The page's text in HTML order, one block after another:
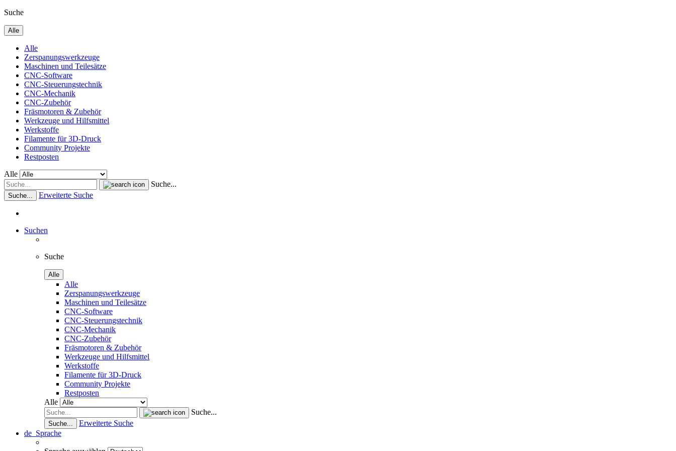
Suche
Alle
Alle
Zerspanungswerkzeuge
Maschinen und Teilesätze
CNC-Software
CNC-Steuerungstechnik
CNC-Mechanik
CNC-Zubehör
Fräsmotoren & Zubehör
Werkzeuge und Hilfsmittel
Werkstoffe
Filamente für 3D-Druck
Community Projekte
Restposten
Alle
Suche...
Suche... Erweiterte Suche
Suchen
Suche
Alle
Alle
Zerspanungswerkzeuge
Maschinen und Teilesätze
CNC-Software
CNC-Steuerungstechnik
CNC-Mechanik
CNC-Zubehör
Fräsmotoren & Zubehör
Werkzeuge und Hilfsmittel
Werkstoffe
Filamente für 3D-Druck
Community Projekte
Restposten
Alle
Suche...
Suche...
Erweiterte Suche
de Sprache